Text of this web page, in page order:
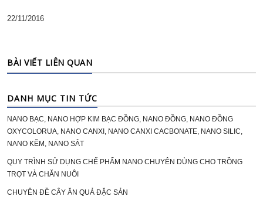
22/11/2016
BÀI VIẾT LIÊN QUAN
DANH MỤC TIN TỨC
NANO BẠC, NANO HỢP KIM BẠC ĐỒNG, NANO ĐỒNG, NANO ĐỒNG
OXYCOLORUA, NANO CANXI, NANO CANXI CACBONATE, NANO SILIC,
NANO KẼM, NANO SẮT
QUY TRÌNH SỬ DỤNG CHẾ PHẨM NANO CHUYÊN DÙNG CHO TRỒNG
TRỌT VÀ CHĂN NUÔI
CHUYÊN ĐỀ CÂY ĂN QUẢ ĐẶC SẢN